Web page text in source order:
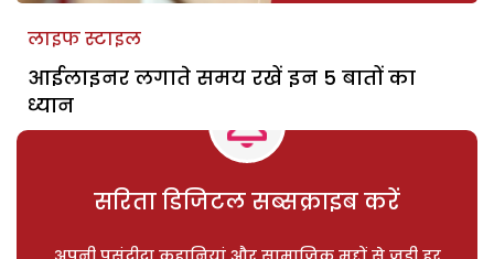
लाइफ स्टाइल
आईलाइनर लगाते समय रखें इन 5 बातों का
ध्यान
सरिता डिजिटल सब्सक्राइब करें